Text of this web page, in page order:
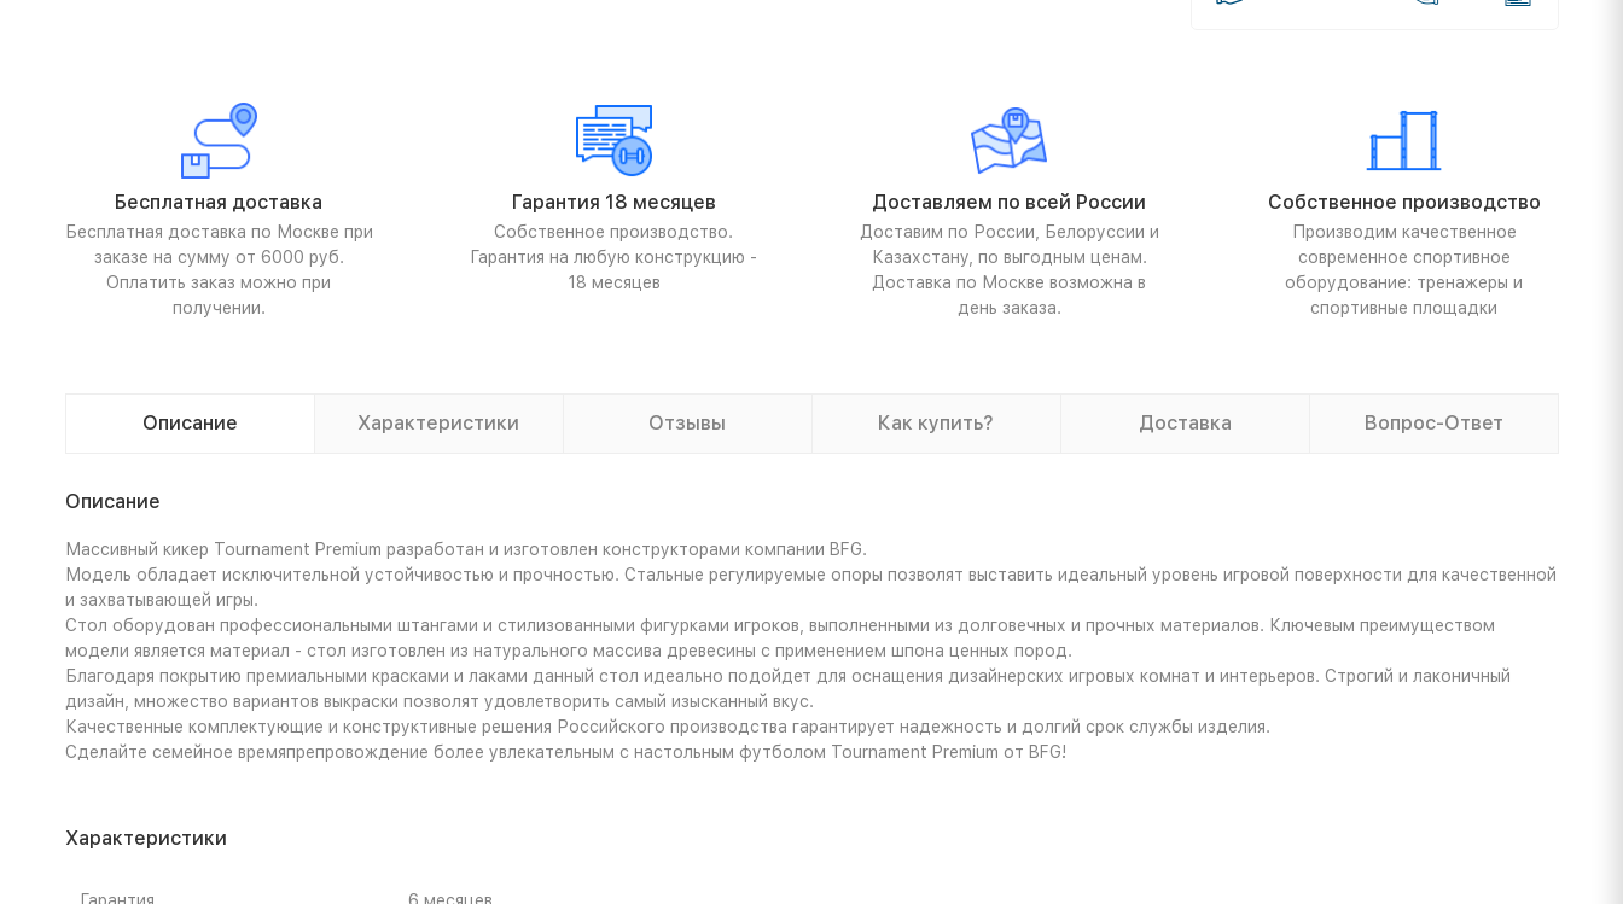
Бесплатная доставка
Бесплатная доставка по Москве при
заказе на сумму от 6000 руб.
Оплатить заказ можно при
получении.
Гарантия 18 месяцев
Собственное производство.
Гарантия на любую конструкцию -
18 месяцев
Доставляем по всей России
Доставим по России, Белоруссии и
Казахстану, по выгодным ценам.
Доставка по Москве возможна в
день заказа.
Собственное производство
Производим качественное
современное спортивное
оборудование: тренажеры и
спортивные площадки
Описание Характеристики Отзывы Как купить? Доставка Вопрос-Ответ
Описание
Массивный кикер Tournament Premium разработан и изготовлен конструкторами компании BFG.
Модель обладает исключительной устойчивостью и прочностью. Стальные регулируемые опоры позволят выставить идеальный уровень игровой поверхности для качественной
и захватывающей игры.
Стол оборудован профессиональными штангами и стилизованными фигурками игроков, выполненными из долговечных и прочных материалов. Ключевым преимуществом
модели является материал - стол изготовлен из натурального массива древесины с применением шпона ценных пород.
Благодаря покрытию премиальными красками и лаками данный стол идеально подойдет для оснащения дизайнерских игровых комнат и интерьеров. Строгий и лаконичный
дизайн, множество вариантов выкраски позволят удовлетворить самый изысканный вкус.
Качественные комплектующие и конструктивные решения Российского производства гарантирует надежность и долгий срок службы изделия.
Сделайте семейное времяпрепровождение более увлекательным с настольным футболом Tournament Premium от BFG!
Характеристики